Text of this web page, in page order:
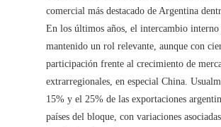
comercial más destacado de Argentina
En los últimos años, el intercambio interno
mantenido un rol relevante, aunque con
participación frente al crecimiento de
extrarregionales, en especial China.
15% y el 25% de las exportaciones
países del bloque, con variaciones